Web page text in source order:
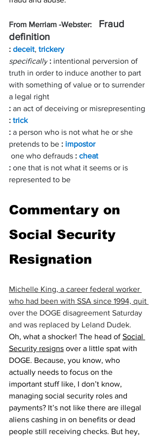
From Merriam -Webster:
  Fraud
definition
: deceit, trickery
specifically : intentional perversion of
truth in order to induce another to part
with something of value or to surrender
a legal right
: an act of deceiving or misrepresenting
: trick
: a person who is not what he or she
pretends to be : impostor
one who defrauds : cheat
: one that is not what it seems or is
represented to be
Commentary on
Social Security
Resignation
Michelle King, a career federal worker
who had been with SSA since 1994, quit
over the DOGE disagreement Saturday
and was replaced by Leland Dudek.
Oh, what a shocker! The head of Social
Security resigns over a little spat with
DOGE. Because, you know, who
actually needs to focus on the
important stuff like, I don’t know,
managing social security roles and
payments? It’s not like there are illegal
aliens cashing in on benefits or dead
people still receiving checks. But hey,